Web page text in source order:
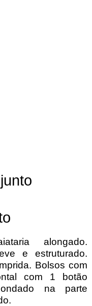
alongado.
e estruturado.
Bolsos com
com 1 botão
na parte